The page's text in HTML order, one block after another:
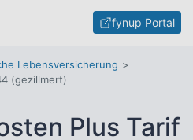
fynup Portal
Lebensversicherung
(gezillmert)
Plus Tarif